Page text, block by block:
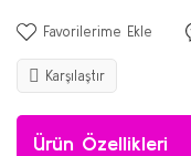
Karşılaştır
Ürün Özellikleri